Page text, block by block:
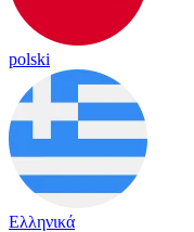
polski
Ελληνικά